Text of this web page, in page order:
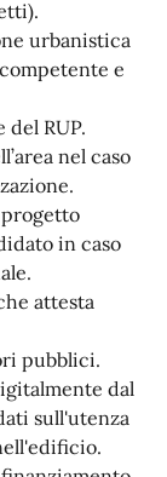
urbanistica
e
RUP.
nel caso
progetto
in caso
attesta
pubblici.
dal
sull'utenza